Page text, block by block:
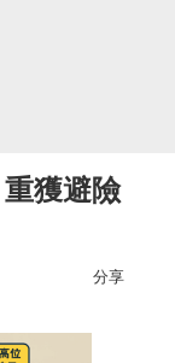
獲避險
分享